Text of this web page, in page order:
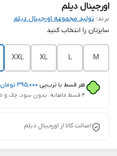
اورجینال دیلم
برند: تولید مجموعه اورجینال دیلم
سایزتان را انتخاب کنید
M
L
XL
XXL
هر قسط با ترب‌پی:۳۹۵٬۰۰۰ تومان
۴ قسط ماهانه. بدون سود، چک و ضامن.
اصالت کالا از اورجینال دیلم